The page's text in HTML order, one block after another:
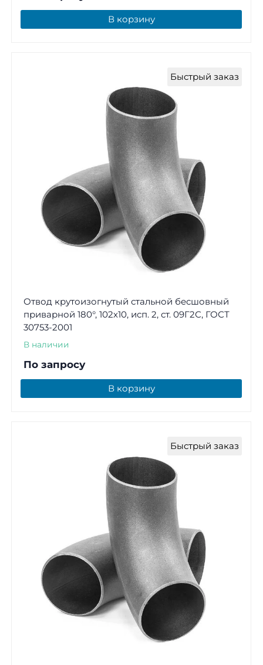
В корзину
Быстрый заказ
Отвод крутоизогнутый стальной бесшовный
приварной 180°, 102х10, исп. 2, ст. 09Г2С, ГОСТ
30753-2001
В наличии
По запросу
В корзину
Быстрый заказ